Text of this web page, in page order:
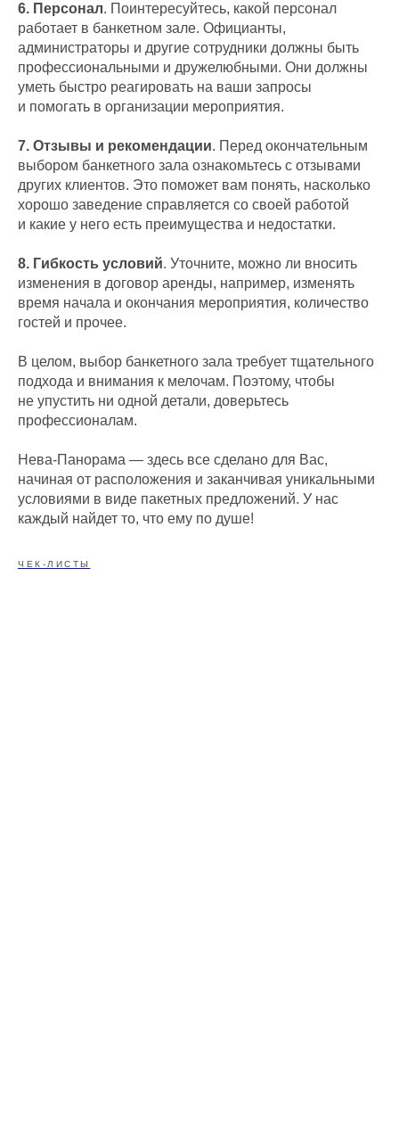
6. Персонал. Поинтересуйтесь, какой персонал
работает в банкетном зале. Официанты,
администраторы и другие сотрудники должны быть
профессиональными и дружелюбными. Они должны
уметь быстро реагировать на ваши запросы
и помогать в организации мероприятия.
7. Отзывы и рекомендации. Перед окончательным
выбором банкетного зала ознакомьтесь с отзывами
других клиентов. Это поможет вам понять, насколько
хорошо заведение справляется со своей работой
и какие у него есть преимущества и недостатки.
8. Гибкость условий. Уточните, можно ли вносить
изменения в договор аренды, например, изменять
время начала и окончания мероприятия, количество
гостей и прочее.
В целом, выбор банкетного зала требует тщательного
подхода и внимания к мелочам. Поэтому, чтобы
не упустить ни одной детали, доверьтесь
профессионалам.
Нева-Панорама — здесь все сделано для Вас,
начиная от расположения и заканчивая уникальными
условиями в виде пакетных предложений. У нас
каждый найдет то, что ему по душе!
ЧЕК-ЛИСТЫ